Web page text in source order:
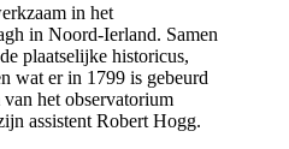
in het
in Noord-Ierland. Samen
plaatselijke historicus,
wat er in 1799 is gebeurd
van het observatorium
assistent Robert Hogg.